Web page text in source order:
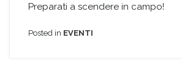
Preparati a scendere in campo!
Posted in EVENTI